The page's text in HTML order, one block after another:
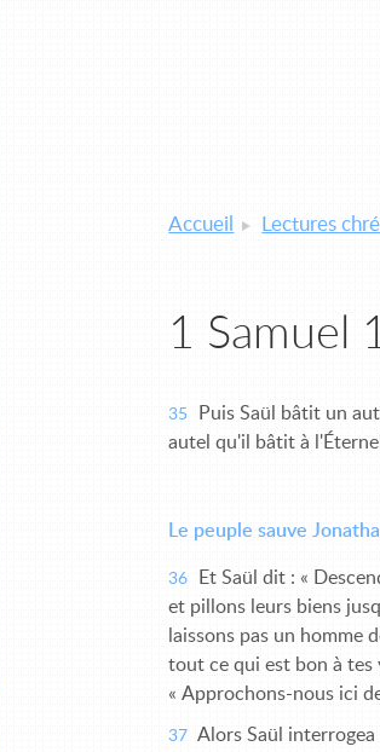
Accueil Lectures
1 Samuel
35
Puis Saül bâtit un
autel qu'il bâtit à
Le peuple sauve
36
Et Saül dit : «
et pillons leurs biens
laissons pas un homme
tout ce qui est bon à tes
« Approchons-nous ici
37 Alors Saül interrogea